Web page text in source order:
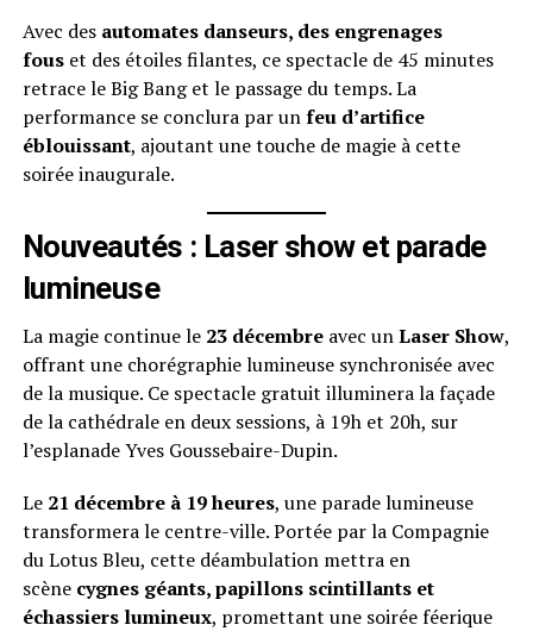
Avec des automates danseurs, des engrenages
fouset des étoiles filantes, ce spectacle de 45 minutes
retrace le Big Bang et le passage du temps. La
performance se conclura par unfeu d’artifice
éblouissant, ajoutant une touche de magie à cette
soirée inaugurale.
Nouveautés : Laser show et parade
lumineuse
La magie continue le 23 décembreavec unLaser Show,
offrant une chorégraphie lumineuse synchronisée avec
de la musique. Ce spectacle gratuit illuminera la façade
de la cathédrale en deux sessions, à 19h et 20h, sur
l’esplanade Yves Goussebaire-Dupin.
Le 21 décembre à 19 heures, une parade lumineuse
transformera le centre-ville. Portée par la Compagnie
du Lotus Bleu, cette déambulation mettra en
scène cygnes géants, papillons scintillants et
échassiers lumineux, promettant une soirée féerique